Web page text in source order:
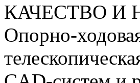
КАЧЕСТВО И
Опорно-